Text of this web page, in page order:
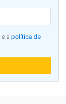
e a política de